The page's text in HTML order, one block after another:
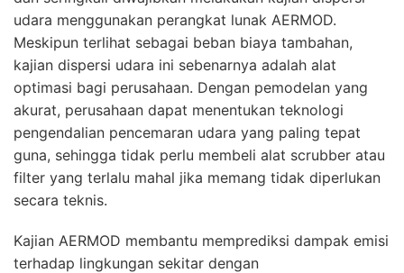
udara menggunakan perangkat lunak AERMOD.
Meskipun terlihat sebagai beban biaya tambahan,
kajian dispersi udara ini sebenarnya adalah alat
optimasi bagi perusahaan. Dengan pemodelan yang
akurat, perusahaan dapat menentukan teknologi
pengendalian pencemaran udara yang paling tepat
guna, sehingga tidak perlu membeli alat scrubber atau
filter yang terlalu mahal jika memang tidak diperlukan
secara teknis.
Kajian AERMOD membantu memprediksi dampak emisi
terhadap lingkungan sekitar dengan